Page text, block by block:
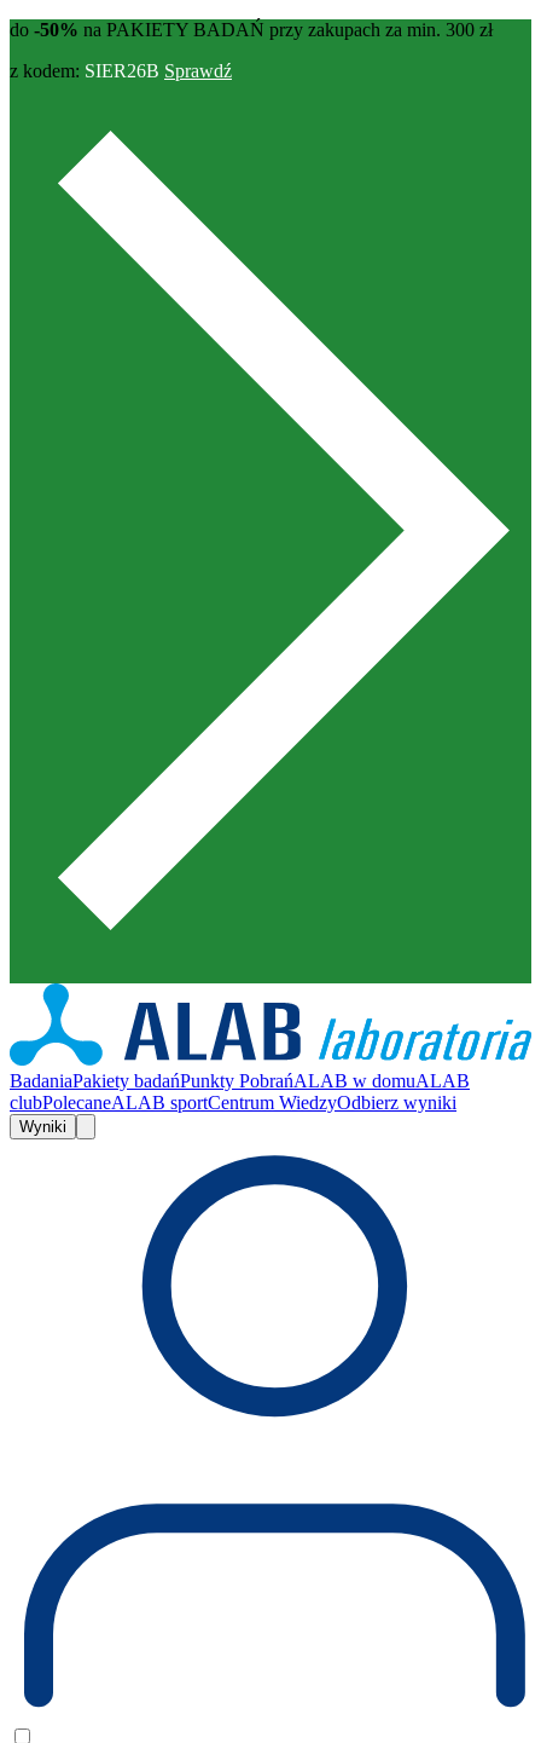
do -50% na PAKIETY BADAŃ przy zakupach za min. 300 zł
z kodem: SIER26B Sprawdź
BadaniaPakiety badańPunkty PobrańALAB w domuALAB
clubPolecaneALAB sportCentrum WiedzyOdbierz wyniki
Wyniki